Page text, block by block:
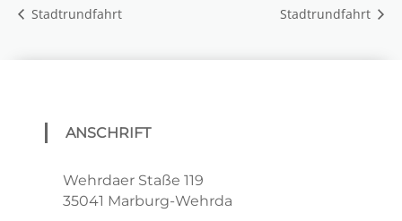
Stadtrundfahrt Stadtrundfahrt
ANSCHRIFT
Wehrdaer Staße 119
35041 Marburg-Wehrda